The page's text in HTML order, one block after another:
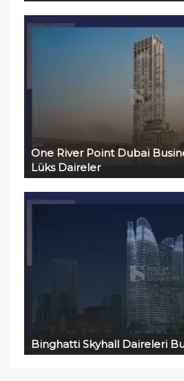
One River Point Dubai
Lüks Daireler
Binghatti Skyhall Daireleri